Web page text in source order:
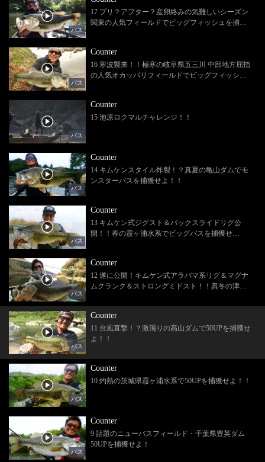
バス
17 プリ？アフター？産卵絡みの気難しいシーズン
関東の人気フィールドでビッグフィッシュを捕獲
バス
Counter
16 寒波襲来！！極寒の岐阜県五三川 中部地方屈指
の人気オカッパリフィールドでビッグフィッシュ
バス
Counter
15 池原ロクマルチャレンジ！！
バス
Counter
14 キムケンスタイル炸裂！？真夏の亀山ダムでモ
ンスターバスを捕獲せよ！！
バス
Counter
13 キムケン式ジグスト＆バックスライドリグ公
開！！春の霞ヶ浦水系でビッグバスを捕獲せ
バス
Counter
12 遂に公開！キムケン式アラバマ系リグ＆マグナ
ムクランク＆ストロングミドスト！！真冬の津風
バス
Counter
11 台風直撃！？激濁りの高山ダムで50UPを捕獲せ
よ！！
バス
Counter
10 灼熱の茨城県霞ヶ浦水系で50UPを捕獲せよ！！
バス
Counter
9 話題のニューバスフィールド・千葉県豊英ダム
50UPを捕獲せよ！